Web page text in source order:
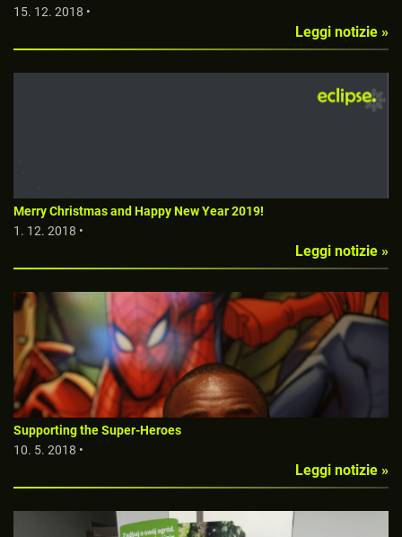
15. 12. 2018 •
Leggi notizie »
Merry Christmas and Happy New Year 2019!
1. 12. 2018 •
Leggi notizie »
Supporting the Super-Heroes
10. 5. 2018 •
Leggi notizie »